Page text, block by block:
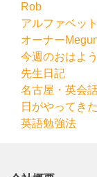
Rob
アルファベッ
オーナー
今週のおはよ
先生日記
名古屋・英会
日がやってきた
英語勉強法